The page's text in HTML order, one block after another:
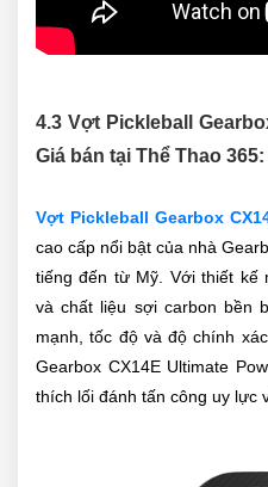
4.3 Vợt Pickleball
Giá bán tại Thể Thao 365:
Vợt Pickleball Gearbox
cao cấp nổi bật của nhà
tiếng đến từ Mỹ. Với thiết kế
và chất liệu sợi carbon bền
mạnh, tốc độ và độ chính
Gearbox CX14E Ultimate
thích lối đánh tấn công uy lực